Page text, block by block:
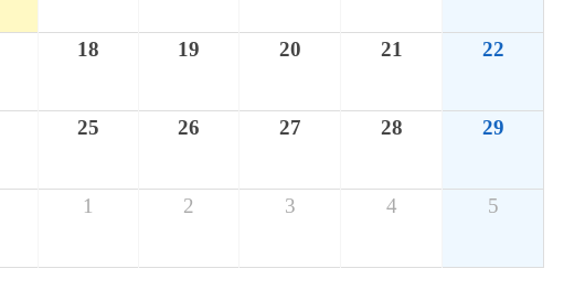
18 19 20 21 22
25 26 27 28 29
1 2 3 4 5